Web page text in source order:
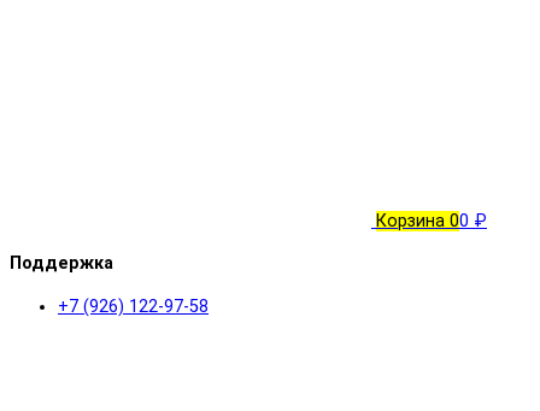
Корзина 00 ₽
Поддержка
+7 (926) 122-97-58